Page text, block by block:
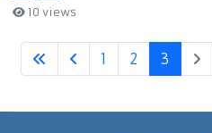
10 views
1 2 3